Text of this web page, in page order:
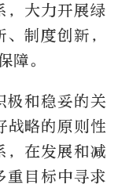
，大力开展绿
制度创新，
障。
极和稳妥的关
略的原则性
，在发展和减
重目标中寻求